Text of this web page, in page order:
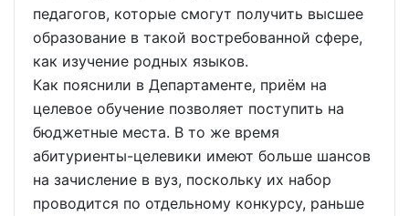
педагогов, которые смогут получить высшее
образование в такой востребованной сфере,
как изучение родных языков.
Как пояснили в Департаменте, приём на
целевое обучение позволяет поступить на
бюджетные места. В то же время
абитуриенты-целевики имеют больше шансов
на зачисление в вуз, поскольку их набор
проводится по отдельному конкурсу, раньше